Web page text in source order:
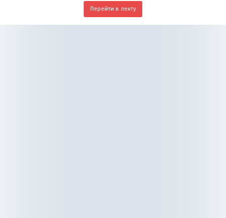
Перейти в ленту